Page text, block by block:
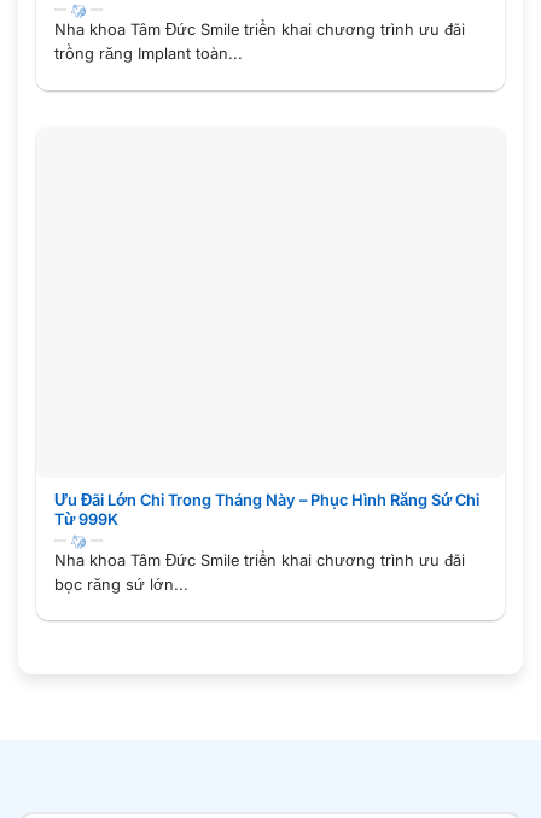
Nha khoa Tâm Đức Smile triển khai chương trình ưu đãi
trồng răng Implant toàn...
Ưu Đãi Lớn Chỉ Trong Tháng Này – Phục Hình Răng Sứ Chỉ
Từ 999K
Nha khoa Tâm Đức Smile triển khai chương trình ưu đãi
bọc răng sứ lớn...